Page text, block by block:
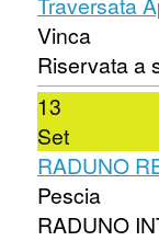
Vinca
Riservata a
13
Set
RADUNO
Pescia
RADUNO